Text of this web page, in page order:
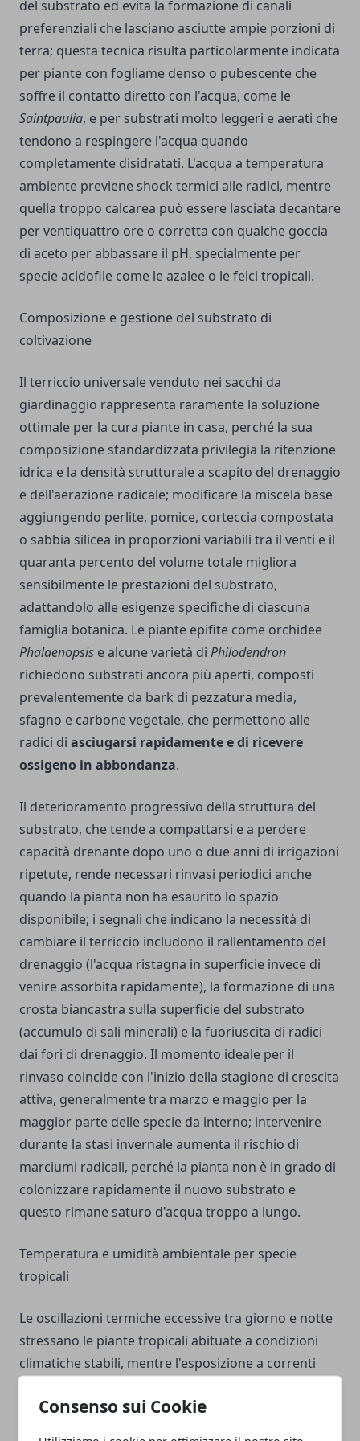
Consenso sui Cookie
del substrato ed evita la formazione di canali
preferenziali che lasciano asciutte ampie porzioni di
terra; questa tecnica risulta particolarmente indicata
per piante con fogliame denso o pubescente che
soffre il contatto diretto con l'acqua, come le
Saintpaulia, e per substrati molto leggeri e aerati che
tendono a respingere l'acqua quando
completamente disidratati. L'acqua a temperatura
ambiente previene shock termici alle radici, mentre
quella troppo calcarea può essere lasciata decantare
per ventiquattro ore o corretta con qualche goccia
di aceto per abbassare il pH, specialmente per
specie acidofile come le azalee o le felci tropicali.
Composizione e gestione del substrato di
coltivazione
Il terriccio universale venduto nei sacchi da
giardinaggio rappresenta raramente la soluzione
ottimale per la cura piante in casa, perché la sua
composizione standardizzata privilegia la ritenzione
idrica e la densità strutturale a scapito del drenaggio
e dell'aerazione radicale; modificare la miscela base
aggiungendo perlite, pomice, corteccia compostata
o sabbia silicea in proporzioni variabili tra il venti e il
quaranta percento del volume totale migliora
sensibilmente le prestazioni del substrato,
adattandolo alle esigenze specifiche di ciascuna
famiglia botanica. Le piante epifite come orchidee
Phalaenopsis e alcune varietà di Philodendron
richiedono substrati ancora più aperti, composti
prevalentemente da bark di pezzatura media,
sfagno e carbone vegetale, che permettono alle
radici di asciugarsi rapidamente e di ricevere
ossigeno in abbondanza.
Il deterioramento progressivo della struttura del
substrato, che tende a compattarsi e a perdere
capacità drenante dopo uno o due anni di irrigazioni
ripetute, rende necessari rinvasi periodici anche
quando la pianta non ha esaurito lo spazio
disponibile; i segnali che indicano la necessità di
cambiare il terriccio includono il rallentamento del
drenaggio (l'acqua ristagna in superficie invece di
venire assorbita rapidamente), la formazione di una
crosta biancastra sulla superficie del substrato
(accumulo di sali minerali) e la fuoriuscita di radici
dai fori di drenaggio. Il momento ideale per il
rinvaso coincide con l'inizio della stagione di crescita
attiva, generalmente tra marzo e maggio per la
maggior parte delle specie da interno; intervenire
durante la stasi invernale aumenta il rischio di
marciumi radicali, perché la pianta non è in grado di
colonizzare rapidamente il nuovo substrato e
questo rimane saturo d'acqua troppo a lungo.
Temperatura e umidità ambientale per specie
tropicali
Le oscillazioni termiche eccessive tra giorno e notte
stressano le piante tropicali abituate a condizioni
climatiche stabili, mentre l'esposizione a correnti
impianti di climatizzazione causa disseccamenti